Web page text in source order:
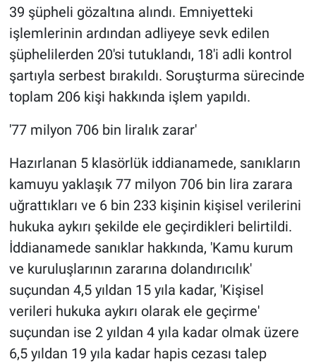
39 şüpheli gözaltına alındı. Emniyetteki
işlemlerinin ardından adliyeye sevk edilen
şüphelilerden 20'si tutuklandı, 18'i adli kontrol
şartıyla serbest bırakıldı. Soruşturma sürecinde
toplam 206 kişi hakkında işlem yapıldı.
'77 milyon 706 bin liralık zarar'
Hazırlanan 5 klasörlük iddianamede, sanıkların
kamuyu yaklaşık 77 milyon 706 bin lira zarara
uğrattıkları ve 6 bin 233 kişinin kişisel verilerini
hukuka aykırı şekilde ele geçirdikleri belirtildi.
İddianamede sanıklar hakkında, 'Kamu kurum
ve kuruluşlarının zararına dolandırıcılık'
suçundan 4,5 yıldan 15 yıla kadar, 'Kişisel
verileri hukuka aykırı olarak ele geçirme'
suçundan ise 2 yıldan 4 yıla kadar olmak üzere
6,5 yıldan 19 yıla kadar hapis cezası talep